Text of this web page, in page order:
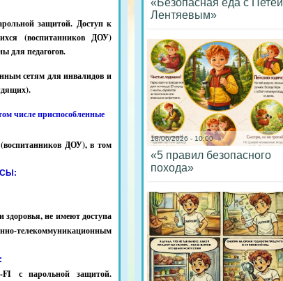
защитой. Доступ к
(воспитанников ДОУ)
для педагогов.
сетям для инвалидов и
числе приспособленные
ДОУ), в том
не имеют доступа
телекоммуникационным
с парольной защитой.
«Безопасная еда с Петей
Лентяевым»
18/06/2026 - 10:00
«5 правил безопасного
похода»